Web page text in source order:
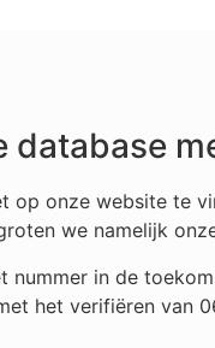
database
op onze website te
we namelijk
in de
het verifiëren van